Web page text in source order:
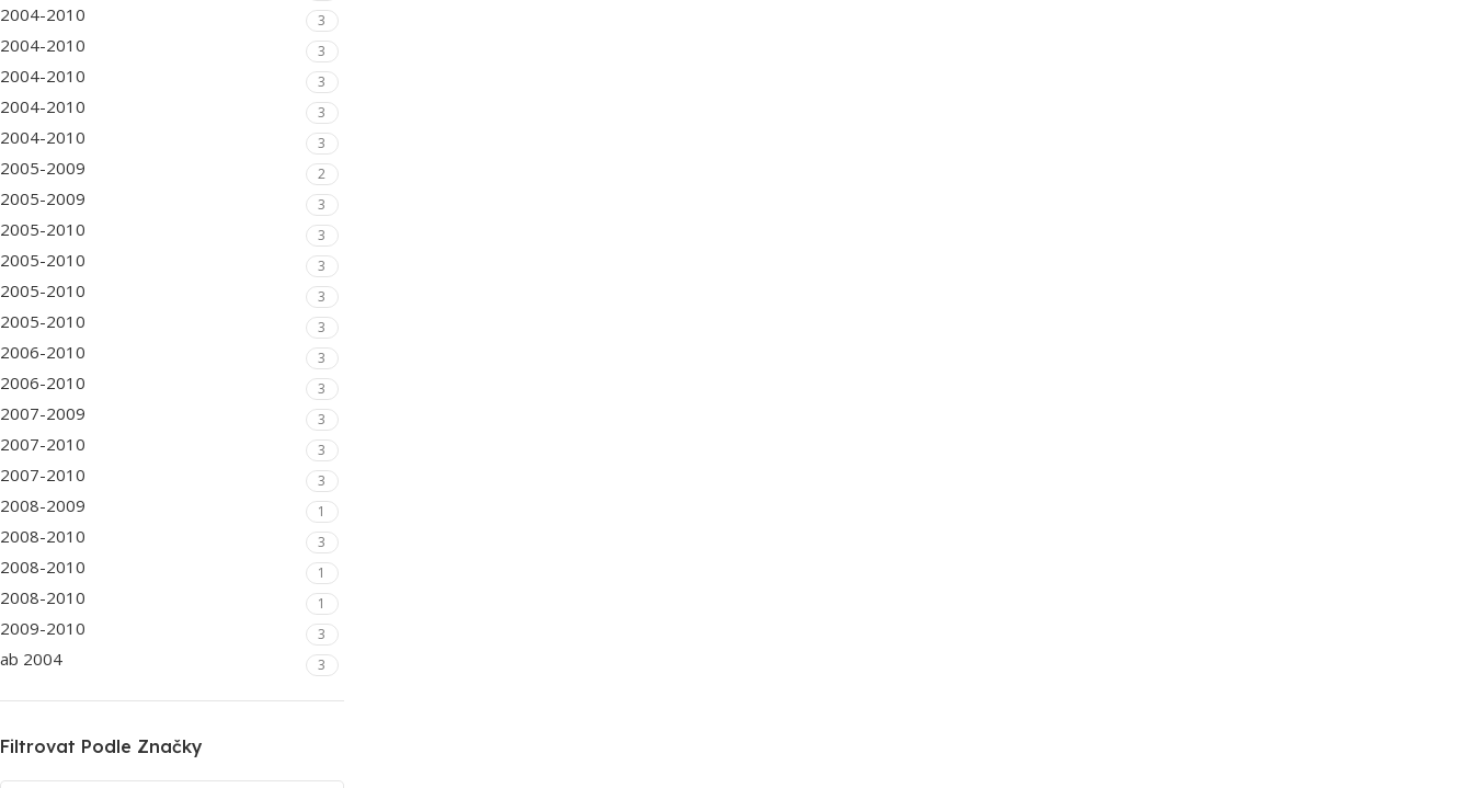
2004-2010 3
2004-2010 3
2004-2010 3
2004-2010 3
2004-2010 3
2005-2009 2
2005-2009 3
2005-2010 3
2005-2010 3
2005-2010 3
2005-2010 3
2006-2010 3
2006-2010 3
2007-2009 3
2007-2010 3
2007-2010 3
2008-2009 1
2008-2010 3
2008-2010 1
2008-2010 1
2009-2010 3
ab 2004 3
Filtrovat Podle Značky